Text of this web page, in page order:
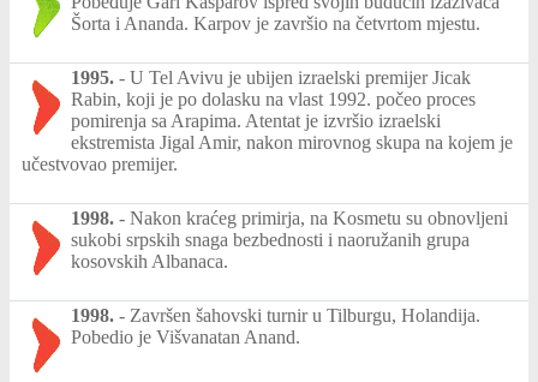
Šorta i Ananda. Karpov je završio na četvrtom mjestu.
1995. - U Tel Avivu je ubijen izraelski premijer Jicak
Rabin, koji je po dolasku na vlast 1992. počeo proces
pomirenja sa Arapima. Atentat je izvršio izraelski
ekstremista Jigal Amir, nakon mirovnog skupa na kojem je
učestvovao premijer.
1998. - Nakon kraćeg primirja, na Kosmetu su obnovljeni
sukobi srpskih snaga bezbednosti i naoružanih grupa
kosovskih Albanaca.
1998. - Završen šahovski turnir u Tilburgu, Holandija.
Pobedio je Višvanatan Anand.